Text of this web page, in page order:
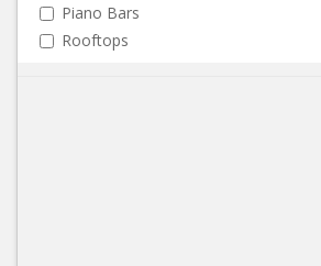
Piano Bars
Rooftops